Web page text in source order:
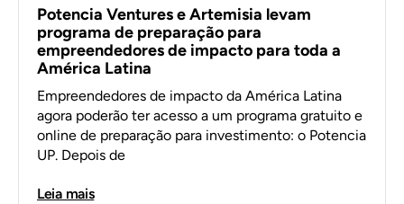
Potencia Ventures e Artemisia levam
programa de preparação para
empreendedores de impacto para toda a
América Latina
Empreendedores de impacto da América Latina
agora poderão ter acesso a um programa gratuito e
online de preparação para investimento: o Potencia
UP. Depois de
Leia mais